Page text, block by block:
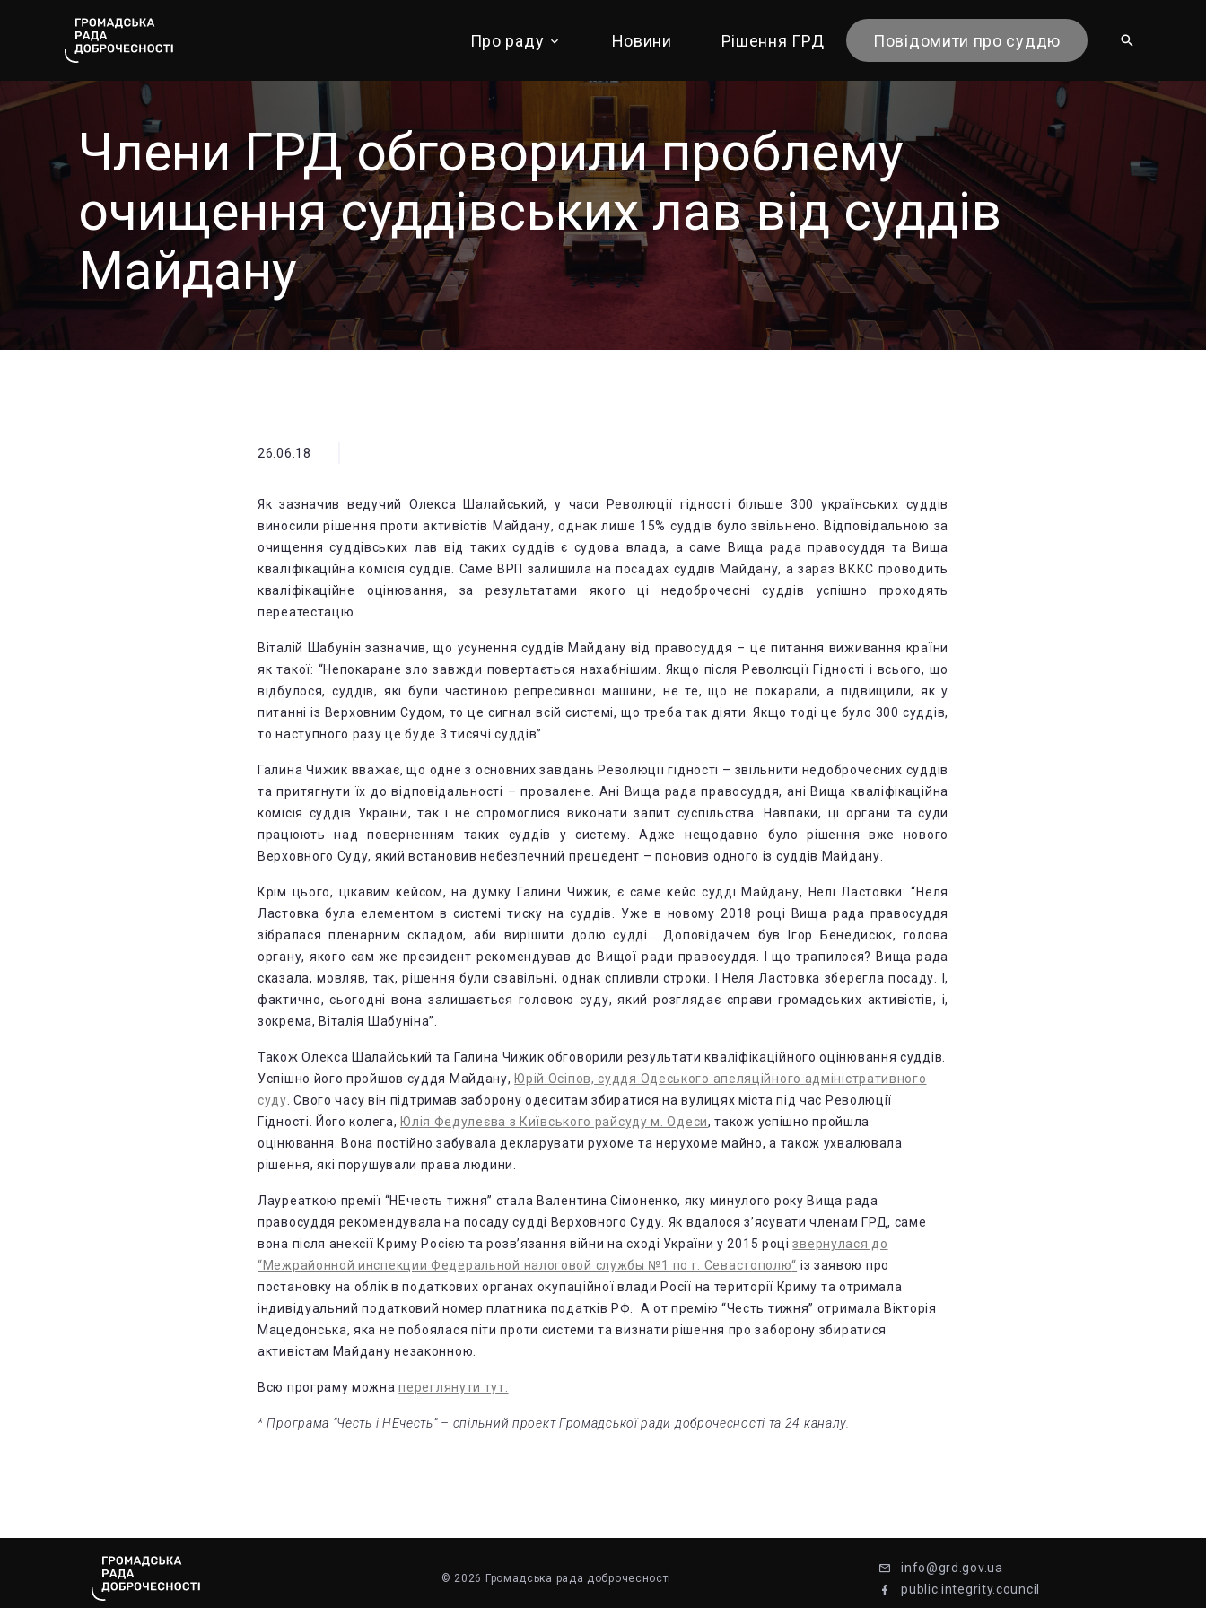
Про раду Новини Рішення ГРД Повідомити про суддю
Члени ГРД обговорили проблему
очищення суддівських лав від суддів
Майдану
26.06.18
Як зазначив ведучий Олекса Шалайський, у часи Революції гідності більше 300 українських суддів
виносили рішення проти активістів Майдану, однак лише 15% суддів було звільнено. Відповідальною за
очищення суддівських лав від таких суддів є судова влада, а саме Вища рада правосуддя та Вища
кваліфікаційна комісія суддів. Саме ВРП залишила на посадах суддів Майдану, а зараз ВККС проводить
кваліфікаційне оцінювання, за результатами якого ці недоброчесні суддів успішно проходять
переатестацію.
Віталій Шабунін зазначив, що усунення суддів Майдану від правосуддя – це питання виживання країни
як такої: “Непокаране зло завжди повертається нахабнішим. Якщо після Революції Гідності і всього, що
відбулося, суддів, які були частиною репресивної машини, не те, що не покарали, а підвищили, як у
питанні із Верховним Судом, то це сигнал всій системі, що треба так діяти. Якщо тоді це було 300 суддів,
то наступного разу це буде 3 тисячі суддів”.
Галина Чижик вважає, що одне з основних завдань Революції гідності – звільнити недоброчесних суддів
та притягнути їх до відповідальності – провалене. Ані Вища рада правосуддя, ані Вища кваліфікаційна
комісія суддів України, так і не спромоглися виконати запит суспільства. Навпаки, ці органи та суди
працюють над поверненням таких суддів у систему. Адже нещодавно було рішення вже нового
Верховного Суду, який встановив небезпечний прецедент – поновив одного із суддів Майдану.
Крім цього, цікавим кейсом, на думку Галини Чижик, є саме кейс судді Майдану, Нелі Ластовки: “Неля
Ластовка була елементом в системі тиску на суддів. Уже в новому 2018 році Вища рада правосуддя
зібралася пленарним складом, аби вирішити долю судді… Доповідачем був Ігор Бенедисюк, голова
органу, якого сам же президент рекомендував до Вищої ради правосуддя. І що трапилося? Вища рада
сказала, мовляв, так, рішення були свавільні, однак спливли строки. І Неля Ластовка зберегла посаду. І,
фактично, сьогодні вона залишається головою суду, який розглядає справи громадських активістів, і,
зокрема, Віталія Шабуніна”.
Також Олекса Шалайський та Галина Чижик обговорили результати кваліфікаційного оцінювання суддів.
Успішно його пройшов суддя Майдану, Юрій Осіпов, суддя Одеського апеляційного адміністративного
суду . Свого часу він підтримав заборону одеситам збиратися на вулицях міста під час Революції
Гідності. Його колега, Юлія Федулеєва з Київського райсуду м. Одеси, також успішно пройшла
оцінювання. Вона постійно забувала декларувати рухоме та нерухоме майно, а також ухвалювала
рішення, які порушували права людини.
Лауреаткою премії “НЕчесть тижня” стала Валентина Сімоненко, яку минулого року Вища рада
правосуддя рекомендувала на посаду судді Верховного Суду. Як вдалося з’ясувати членам ГРД, саме
вона після анексії Криму Росією та розв’язання війни на сході України у 2015 роцізвернулася до
“Межрайонной инспекции Федеральной налоговой службы №1 по г. Севастополю“ із заявою про
постановку на облік в податкових органах окупаційної влади Росії на території Криму та отримала
індивідуальний податковий номер платника податків РФ. А от премію “Честь тижня” отримала Вікторія
Мацедонська, яка не побоялася піти проти системи та визнати рішення про заборону збиратися
активістам Майдану незаконною.
Всю програму можнапереглянути тут.
* Програма “Честь і НЕчесть” – спільний проект Громадської ради доброчесності та 24 каналу.
© 2026 Громадська рада доброчесності
info@grd.gov.ua
public.integrity.council